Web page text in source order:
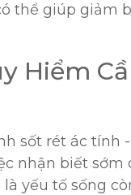
thể giúp giảm
Hiểm
sốt rét ác tính
nhận biết sớm
yếu tố sống